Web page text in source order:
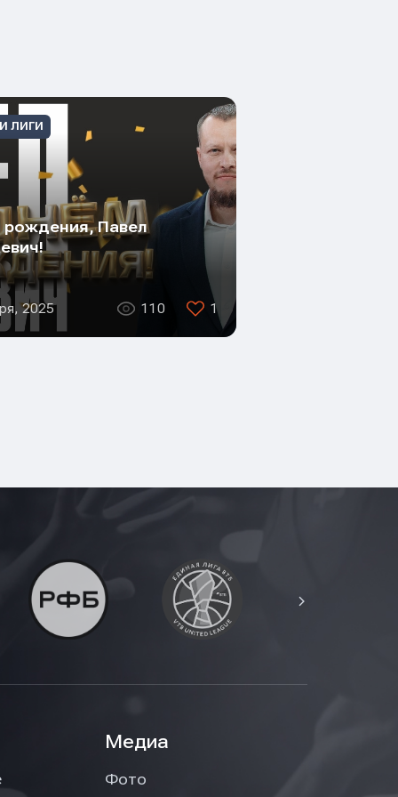
ЛИГИ
Павел
2025 110 1
Медиа
Фото